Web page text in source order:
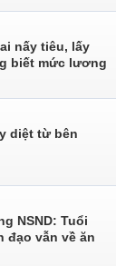
nấy tiêu, lấy
biết mức lương
diệt từ bên
NSND: Tuổi
đạo vẫn về ăn